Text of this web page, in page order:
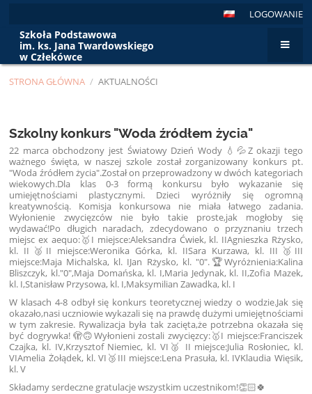
LOGOWANIE
Szkoła Podstawowa
im. ks. Jana Twardowskiego
w Człekówce
STRONA GŁÓWNA / AKTUALNOŚCI
Szkolny konkurs "Woda źródłem życia"
22 marca obchodzony jest Światowy Dzień Wody 💧💦Z okazji tego
ważnego święta, w naszej szkole został zorganizowany konkurs pt.
"Woda źródłem życia".Został on przeprowadzony w dwóch kategoriach
wiekowych.Dla klas 0-3 formą konkursu było wykazanie się
umiejętnościami plastycznymi. Dzieci wyróżniły się ogromną
kreatywnością. Komisja konkursowa nie miała łatwego zadania.
Wyłonienie zwycięzców nie było takie proste,jak mogłoby się
wydawać!Po długich naradach, zdecydowano o przyznaniu trzech
miejsc ex aequo:🥇I miejsce:Aleksandra Ćwiek, kl. IIAgnieszka Rżysko,
kl. II🥈II miejsce:Weronika Górka, kl. IISara Kurzawa, kl. III🥉III
miejsce:Maja Michalska, kl. IJan Rżysko, kl. "0".🏆Wyróżnienia:Kalina
Bliszczyk, kl."0",Maja Domańska, kl. I,Maria Jedynak, kl. II,Zofia Mazek,
kl. I,Stanisław Przysowa, kl. I,Maksymilian Zawadka, kl. I
W klasach 4-8 odbył się konkurs teoretycznej wiedzy o wodzie.Jak się
okazało,nasi uczniowie wykazali się na prawdę dużymi umiejętnościami
w tym zakresie. Rywalizacja była tak zacięta,że potrzebna okazała się
być dogrywka! 🫣🙃Wyłonieni zostali zwycięzcy:🥇I miejsce:Franciszek
Czajka, kl. IV,Krzysztof Niemiec, kl. VI🥈 II miejsce:Julia Rosłoniec, kl.
VIAmelia Żołądek, kl. VI🥉III miejsce:Lena Prasuła, kl. IVKlaudia Więsik,
kl. V
Składamy serdeczne gratulacje wszystkim uczestnikom!👏🏻🍀